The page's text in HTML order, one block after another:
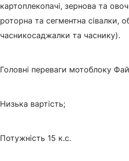
картоплекопачі, зернова та
роторна та сегментна сівалки,
часникосаджалки та часнику).
Головні переваги мотоблоку
Низька вартість;
Потужність 15 к.с.